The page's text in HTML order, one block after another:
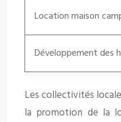
Location maison
Développement des
Les collectivités
la promotion de la